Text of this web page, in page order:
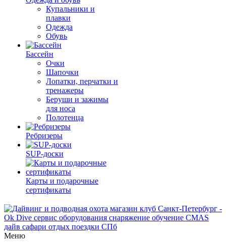
Купальники и
плавки
Одежда
Обувь
Бассейн
Очки
Шапочки
Лопатки, перчатки и
тренажеры
Беруши и зажимы
для носа
Полотенца
Ребризеры
SUP-доски
Карты и подарочные
сертификаты
Меню